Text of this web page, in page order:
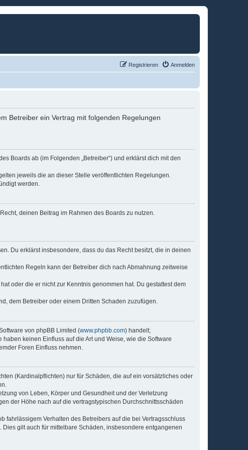
Anmelden
Registrieren
Betreiber ein Vertrag mit folgenden Regelungen
Boards ab (im Folgenden „Betreiber“) und erklärst dich mit den
jeweils die an dieser Stelle veröffentlichten Regelungen.
werden.
deinen Beitrag im Rahmen des Boards zu nutzen.
Du erklärst insbesondere, dass du das Recht besitzt, die in deinen
Regeln kann der Betreiber dich nach Abmahnung zeitweise
oder die er nicht zur Kenntnis genommen hat. Du gestattest dem
dem Betreiber oder einem Dritten Schaden zuzufügen.
von phpBB Limited (www.phpbb.com) handelt;
haben keinen Einfluss auf die Art und Weise, wie die Software
Foren Einfluss nehmen.
(Kardinalpflichten) nur für Schäden, die auf ein vorsätzliches oder
von Leben, Körper und Gesundheit und der Verletzung
der Höhe nach auf die vertragstypischen Durchschnittsschäden
fahrlässigem Verhalten des Betreibers auf die bei Vertragsschluss
gilt auch für mittelbare Schäden, insbesondere entgangenen